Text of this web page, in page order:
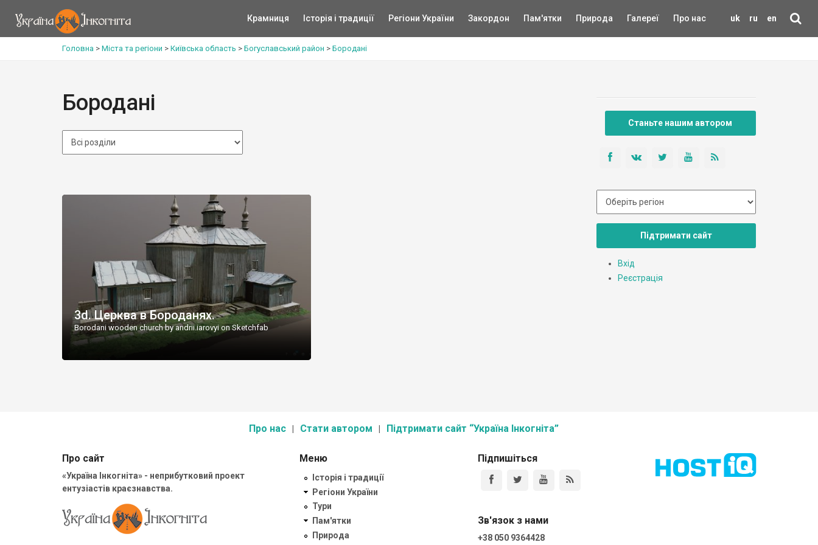
uk ru en
Крамниця Історія і традиції Регіони України Закордон Пам'ятки Природа Галереї Про нас
Головна > Міста та регіони > Київська область > Богуславський район > Бородані
Бородані
3d. Церква в Бороданях.
Borodani wooden church by andrii.iarovyi on Sketchfab
Станьте нашим автором
Підтримати сайт
Вхід
Реєстрація
Про нас Стати автором Підтримати сайт “Україна Інкогніта”
Про сайт
«Україна Інкогніта» - неприбутковий проект
ентузіастів краєзнавства.
Меню
Історія і традиції
Регіони України
Тури
Пам'ятки
Природа
Підпишіться
Зв'язок з нами
+38 050 9364428